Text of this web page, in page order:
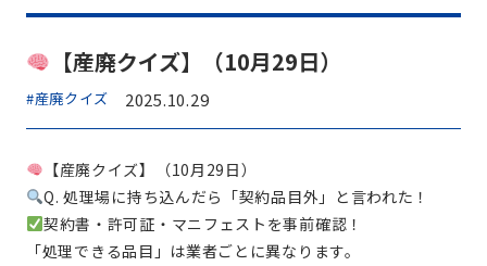
【産廃クイズ】（10月29日）
#産廃クイズ 2025.10.29
【産廃クイズ】（10月29日）
Q. 処理場に持ち込んだら「契約品目外」と言われた！
契約書・許可証・マニフェストを事前確認！
「処理できる品目」は業者ごとに異なります。